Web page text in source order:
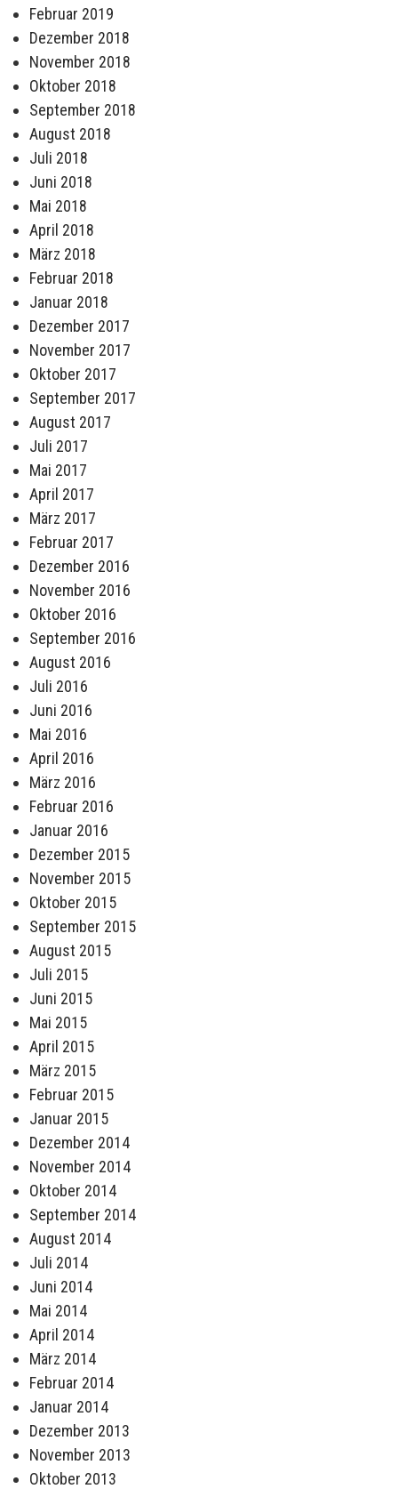
Februar 2019
Dezember 2018
November 2018
Oktober 2018
September 2018
August 2018
Juli 2018
Juni 2018
Mai 2018
April 2018
März 2018
Februar 2018
Januar 2018
Dezember 2017
November 2017
Oktober 2017
September 2017
August 2017
Juli 2017
Mai 2017
April 2017
März 2017
Februar 2017
Dezember 2016
November 2016
Oktober 2016
September 2016
August 2016
Juli 2016
Juni 2016
Mai 2016
April 2016
März 2016
Februar 2016
Januar 2016
Dezember 2015
November 2015
Oktober 2015
September 2015
August 2015
Juli 2015
Juni 2015
Mai 2015
April 2015
März 2015
Februar 2015
Januar 2015
Dezember 2014
November 2014
Oktober 2014
September 2014
August 2014
Juli 2014
Juni 2014
Mai 2014
April 2014
März 2014
Februar 2014
Januar 2014
Dezember 2013
November 2013
Oktober 2013